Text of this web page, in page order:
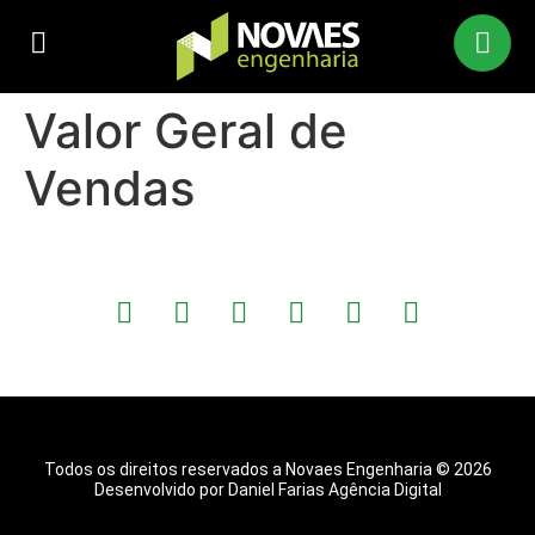
Valor Geral de
Vendas
Todos os direitos reservados a Novaes Engenharia © 2026
Desenvolvido por Daniel Farias Agência Digital